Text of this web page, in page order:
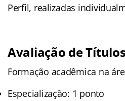
Perfil, realizadas
Avaliação de Títulos
Formação acadêmica na
Especialização: 1 ponto